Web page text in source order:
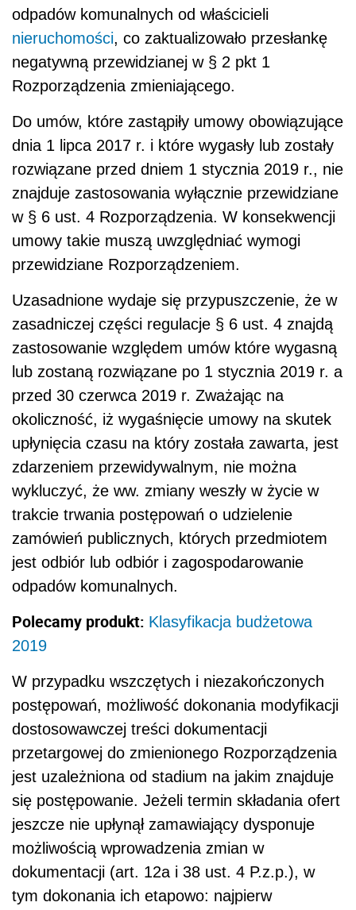
odpadów komunalnych od właścicieli
nieruchomości, co zaktualizowało przesłankę
negatywną przewidzianej w § 2 pkt 1
Rozporządzenia zmieniającego.
Do umów, które zastąpiły umowy obowiązujące
dnia 1 lipca 2017 r. i które wygasły lub zostały
rozwiązane przed dniem 1 stycznia 2019 r., nie
znajduje zastosowania wyłącznie przewidziane
w § 6 ust. 4 Rozporządzenia. W konsekwencji
umowy takie muszą uwzględniać wymogi
przewidziane Rozporządzeniem.
Uzasadnione wydaje się przypuszczenie, że w
zasadniczej części regulacje § 6 ust. 4 znajdą
zastosowanie względem umów które wygasną
lub zostaną rozwiązane po 1 stycznia 2019 r. a
przed 30 czerwca 2019 r. Zważając na
okoliczność, iż wygaśnięcie umowy na skutek
upłynięcia czasu na który została zawarta, jest
zdarzeniem przewidywalnym, nie można
wykluczyć, że ww. zmiany weszły w życie w
trakcie trwania postępowań o udzielenie
zamówień publicznych, których przedmiotem
jest odbiór lub odbiór i zagospodarowanie
odpadów komunalnych.
Polecamy produkt: Klasyfikacja budżetowa
2019
W przypadku wszczętych i niezakończonych
postępowań, możliwość dokonania modyfikacji
dostosowawczej treści dokumentacji
przetargowej do zmienionego Rozporządzenia
jest uzależniona od stadium na jakim znajduje
się postępowanie. Jeżeli termin składania ofert
jeszcze nie upłynął zamawiający dysponuje
możliwością wprowadzenia zmian w
dokumentacji (art. 12a i 38 ust. 4 P.z.p.), w
tym dokonania ich etapowo: najpierw